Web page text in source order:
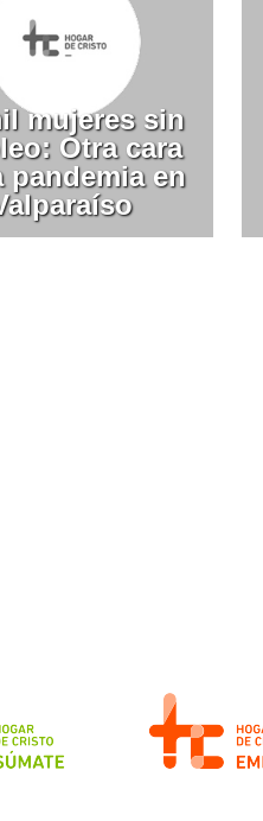
mujeres sin
Otra cara
pandemia en